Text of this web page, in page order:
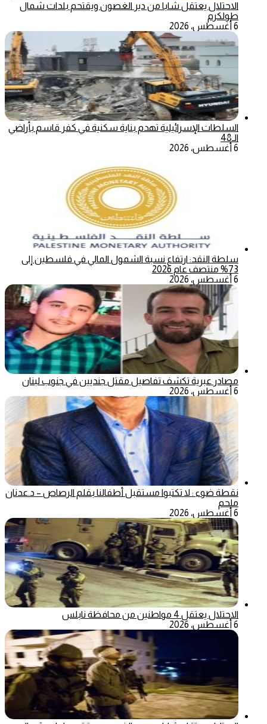
الاحتلال يعتقل شابا من دير الغصون ويقتحم بلدات شمال
طولكرم
6 أغسطس، 2026
السلطات الإسرائيلية تهدم بناية سكنية في كفر قاسم بأراضي
الـ48
6 أغسطس، 2026
سلطة النقد: ارتفاع نسبة الشمول المالي في فلسطين إلى
73% منتصف عام 2026
6 أغسطس، 2026
مصادر عبرية تكشف تفاصيل مقتل جنديين في جنوب لبنان
6 أغسطس، 2026
نقطة ضوء : لا تكتبوا مستقبل أطفالنا بقلم الرصاص – د.عدنان
ملحم
6 أغسطس، 2026
الاحتلال يعتقل 4 مواطنين من محافظة نابلس
6 أغسطس، 2026